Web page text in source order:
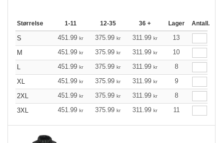
Størrelse 1-11 12-35 36 + Lager Antall.
S 451.99 kr 375.99 kr 311.99 kr
13
M
451.99 kr 375.99 kr 311.99 kr
10
L
451.99 kr 375.99 kr 311.99 kr
8
XL
451.99 kr 375.99 kr 311.99 kr
9
2XL
451.99 kr 375.99 kr 311.99 kr
8
3XL
451.99 kr 375.99 kr 311.99 kr 11